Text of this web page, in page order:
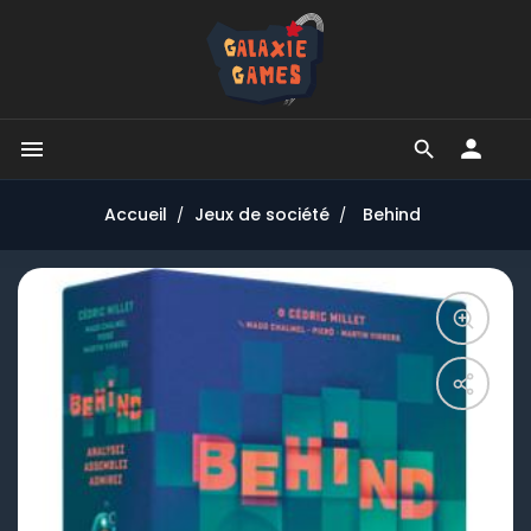


Accueil Jeux de société Behind